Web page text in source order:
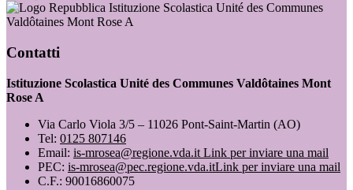
Istituzione Scolastica Unité des Communes
Valdôtaines Mont Rose A
Contatti
Istituzione Scolastica Unité des Communes Valdôtaines Mont
Rose A
Via Carlo Viola 3/5 – 11026 Pont-Saint-Martin (AO)
Tel: 0125 807146
Email: is-mrosea@regione.vda.it Link per inviare una mail
PEC: is-mrosea@pec.regione.vda.itLink per inviare una mail
C.F.: 90016860075